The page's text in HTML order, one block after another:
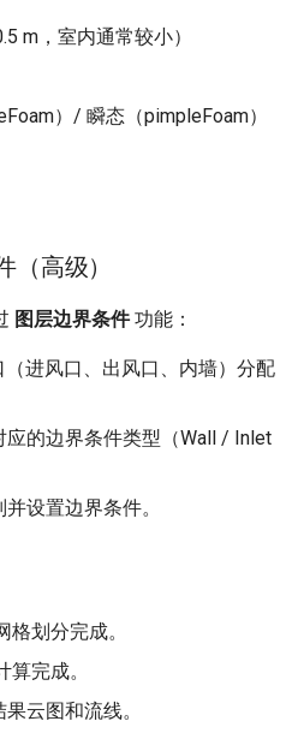
m，室内通常较小）
）/ 瞬态（pimpleFoam）
（高级）
图层边界条件功能：
（进风口、出风口、内墙）分配
的边界条件类型（Wall / Inlet
设置边界条件。
格划分完成。
算完成。
云图和流线。